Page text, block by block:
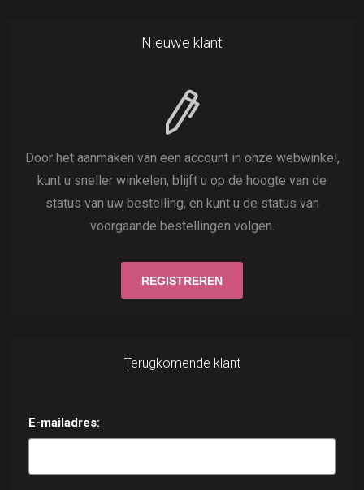
Nieuwe klant
Door het aanmaken van een account in onze webwinkel,
kunt u sneller winkelen, blijft u op de hoogte van de
status van uw bestelling, en kunt u de status van
voorgaande bestellingen volgen.
Terugkomende klant
E-mailadres: